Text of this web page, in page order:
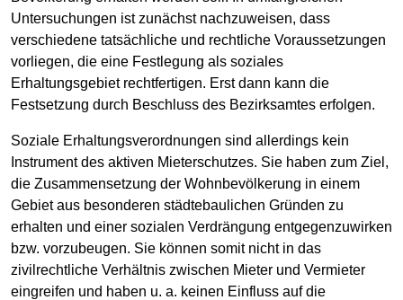
Untersuchungen ist zunächst nachzuweisen, dass
verschiedene tatsächliche und rechtliche Voraussetzungen
vorliegen, die eine Festlegung als soziales
Erhaltungsgebiet rechtfertigen. Erst dann kann die
Festsetzung durch Beschluss des Bezirksamtes erfolgen.
Soziale Erhaltungsverordnungen sind allerdings kein
Instrument des aktiven Mieterschutzes. Sie haben zum Ziel,
die Zusammensetzung der Wohnbevölkerung in einem
Gebiet aus besonderen städtebaulichen Gründen zu
erhalten und einer sozialen Verdrängung entgegenzuwirken
bzw. vorzubeugen. Sie können somit nicht in das
zivilrechtliche Verhältnis zwischen Mieter und Vermieter
eingreifen und haben u. a. keinen Einfluss auf die